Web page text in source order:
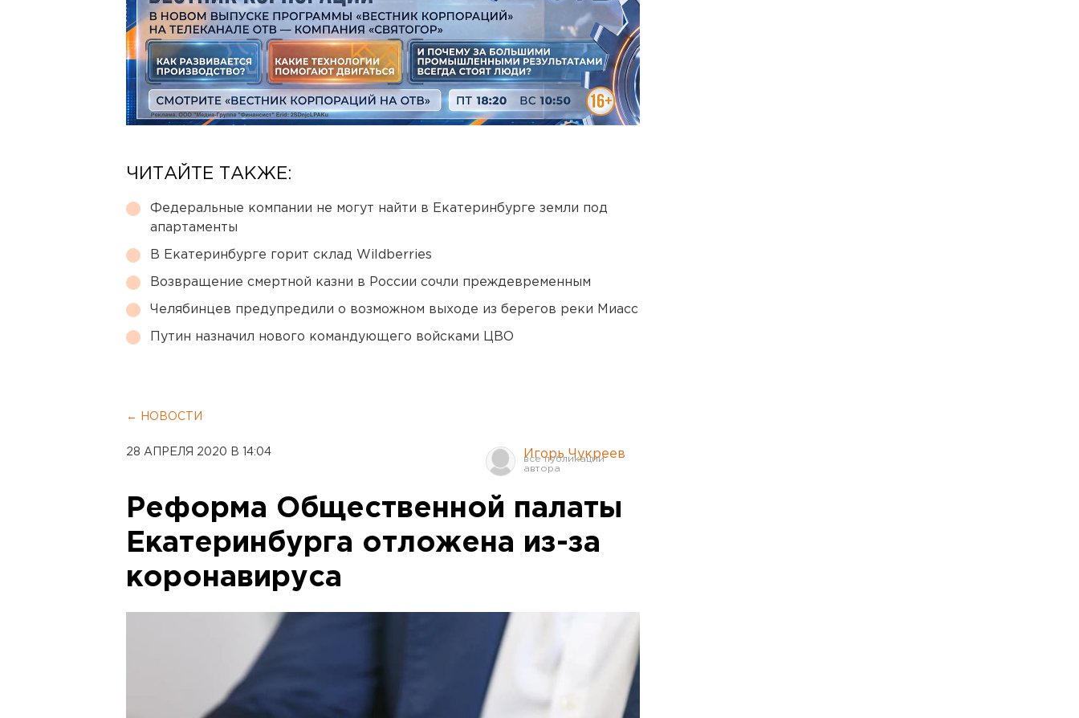
ЧИТАЙТЕ ТАКЖЕ:
Федеральные компании не могут найти в Екатеринбурге земли под
апартаменты
В Екатеринбурге горит склад Wildberries
Возвращение смертной казни в России сочли преждевременным
Челябинцев предупредили о возможном выходе из берегов реки Миасс
Путин назначил нового командующего войсками ЦВО
← НОВОСТИ
28 АПРЕЛЯ 2020 В 14:04 Игорь Чукреев
Реформа Общественной палаты
Екатеринбурга отложена из-за
коронавируса